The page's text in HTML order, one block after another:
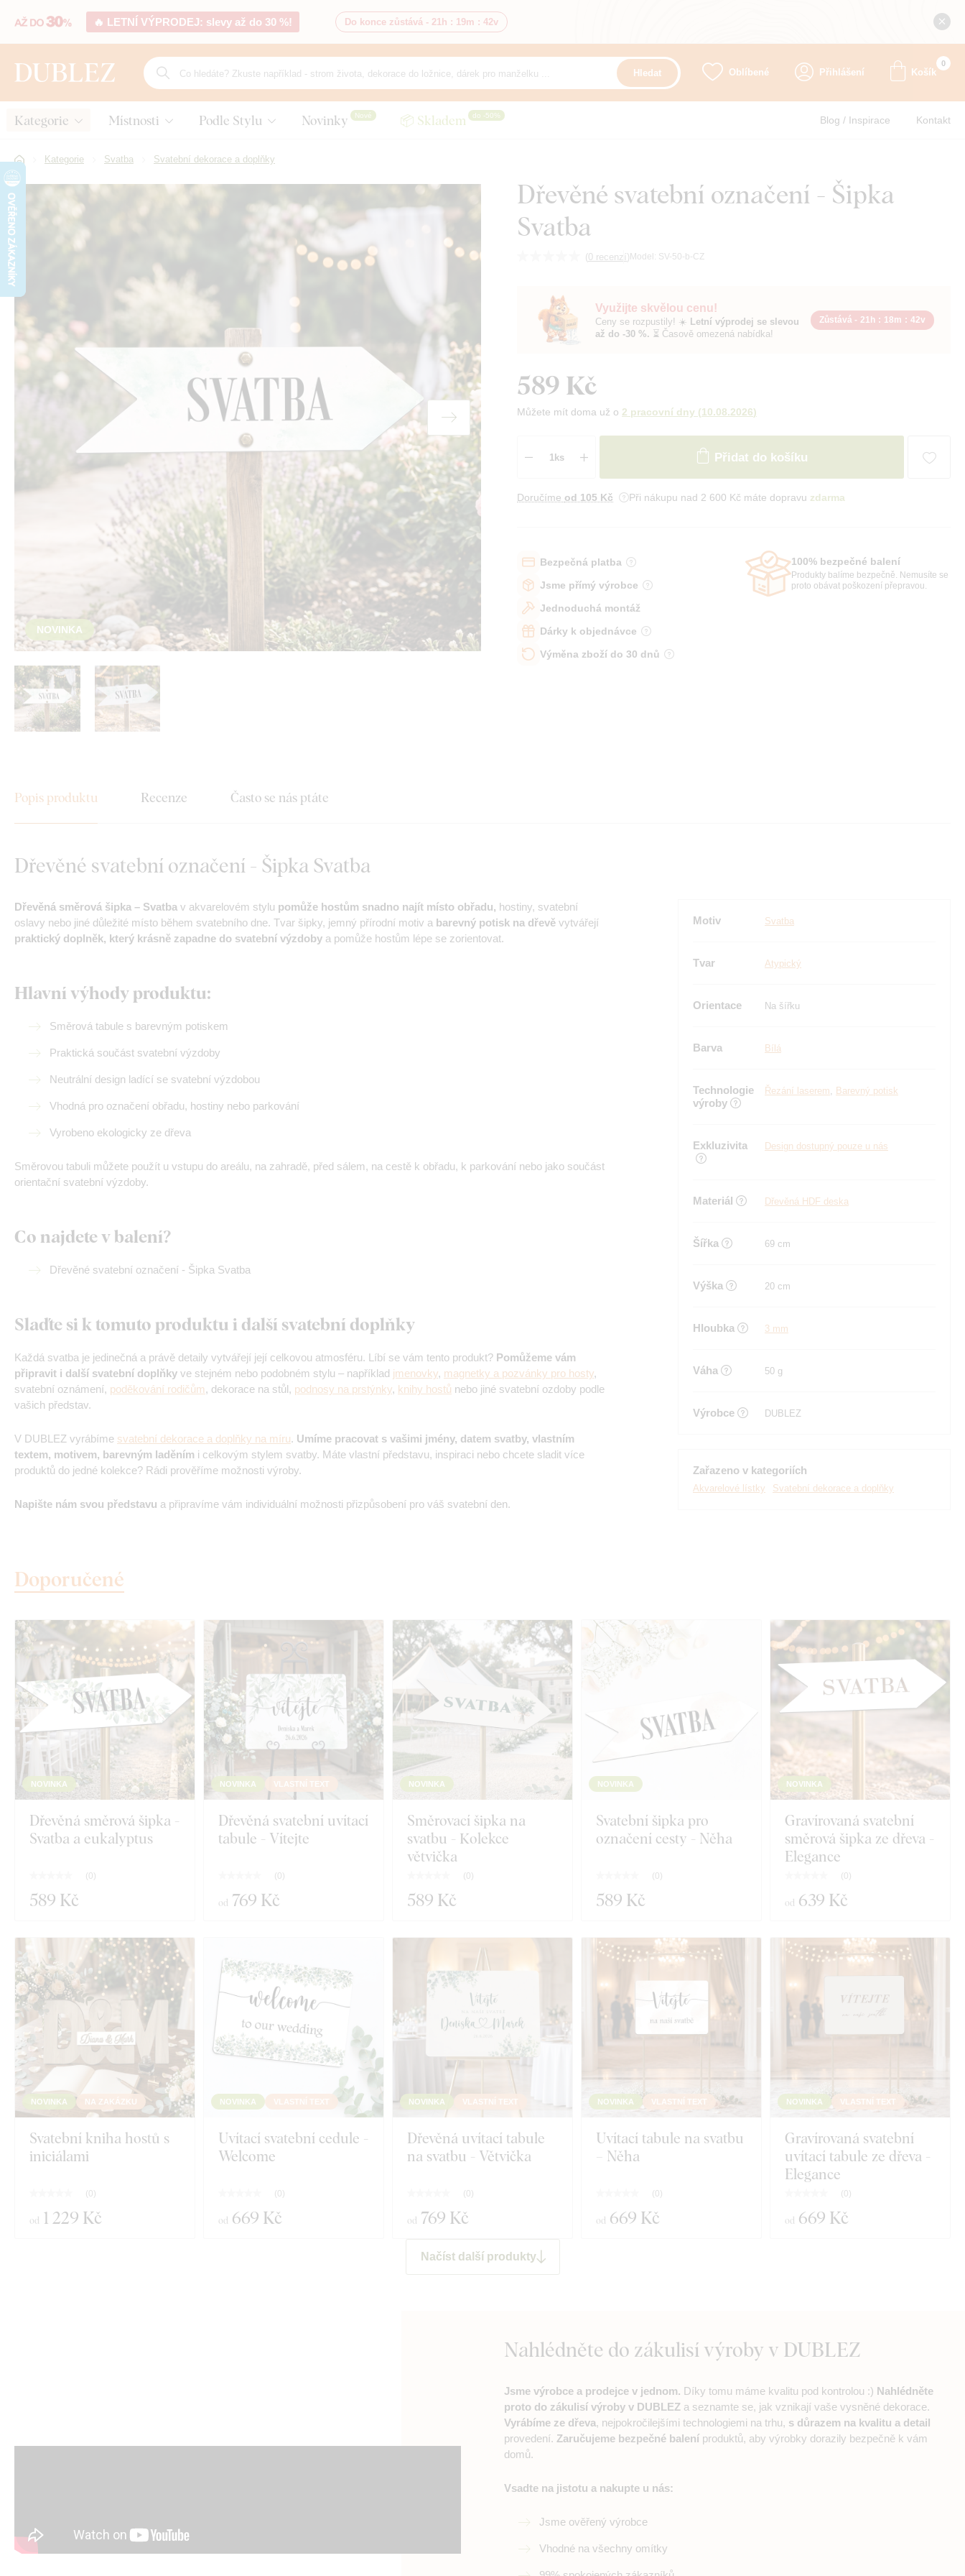
🔥 LETNÍ VÝPRODEJ: slevy až do 30 %! Do konce zůstává - 21h : 19m : 41v
Hledat Oblíbené Přihlášení Košík
0
Kategorie Místnosti Podle Stylu Novinky Nové 📦 Skladem do -50% Blog / Inspirace Kontakt
Kategorie Svatba Svatební dekorace a doplňky
Dřevěné svatební označení - Šipka
Svatba
(0 recenzí) Model: SV-50-b-CZ
NOVINKA
Využijte skvělou cenu!
Ceny se rozpustily! ☀️ Letní výprodej se slevou
až do -30 %. ⏳ Časově omezená nabídka!
Zůstává - 21h : 18m : 40v
589 Kč
Můžete mít doma už o 2 pracovní dny (10.08.2026)
Přidat do košíku
Doručíme od 105 Kč Při nákupu nad 2 600 Kč máte dopravu zdarma
Bezpečná platba
Jsme přímý výrobce
Jednoduchá montáž
Dárky k objednávce
Výměna zboží do 30 dnů
100% bezpečné balení
Produkty balíme bezpečně. Nemusíte se
proto obávat poškození přepravou.
Popis produktu Recenze Často se nás ptáte
Dřevěné svatební označení - Šipka Svatba
Dřevěná směrová šipka – Svatba v akvarelovém stylu pomůže hostům snadno najít místo obřadu, hostiny, svatební
oslavy nebo jiné důležité místo během svatebního dne. Tvar šipky, jemný přírodní motiv a barevný potisk na dřevě vytvářejí
praktický doplněk, který krásně zapadne do svatební výzdoby a pomůže hostům lépe se zorientovat.
Hlavní výhody produktu:
Směrová tabule s barevným potiskem
Praktická součást svatební výzdoby
Neutrální design ladící se svatební výzdobou
Vhodná pro označení obřadu, hostiny nebo parkování
Vyrobeno ekologicky ze dřeva
Směrovou tabuli můžete použít u vstupu do areálu, na zahradě, před sálem, na cestě k obřadu, k parkování nebo jako součást
orientační svatební výzdoby.
Co najdete v balení?
Dřevěné svatební označení - Šipka Svatba
Slaďte si k tomuto produktu i další svatební doplňky
Každá svatba je jedinečná a právě detaily vytvářejí její celkovou atmosféru. Líbí se vám tento produkt? Pomůžeme vám
připravit i další svatební doplňky ve stejném nebo podobném stylu – například jmenovky, magnetky a pozvánky pro hosty,
svatební oznámení, poděkování rodičům, dekorace na stůl, podnosy na prstýnky, knihy hostů nebo jiné svatební ozdoby podle
vašich představ.
V DUBLEZ vyrábíme svatební dekorace a doplňky na míru. Umíme pracovat s vašimi jmény, datem svatby, vlastním
textem, motivem, barevným laděním i celkovým stylem svatby. Máte vlastní představu, inspiraci nebo chcete sladit více
produktů do jedné kolekce? Rádi prověříme možnosti výroby.
Napište nám svou představu a připravíme vám individuální možnosti přizpůsobení pro váš svatební den.
Motiv Svatba
Tvar Atypický
Orientace Na šířku
Barva Bílá
Technologie
výroby
Řezání laserem Barevný potisk
Exkluzivita Design dostupný pouze u nás
Materiál Dřevěná HDF deska
Šířka 69 cm
Výška 20 cm
Hloubka 3 mm
Váha 50 g
Výrobce DUBLEZ
Zařazeno v kategoriích
Akvarelové lístky Svatební dekorace a doplňky
Doporučené
NOVINKA
Dřevěná směrová šipka -
Svatba a eukalyptus
(0)
589 Kč
NOVINKA VLASTNÍ TEXT
Dřevěná svatební uvítací
tabule - Vítejte
(0)
od 769 Kč
NOVINKA
Směrovací šipka na
svatbu - Kolekce
větvička
(0)
589 Kč
NOVINKA
Svatební šipka pro
označení cesty - Něha
(0)
589 Kč
NOVINKA
Gravírovaná svatební
směrová šipka ze dřeva -
Elegance
(0)
od 639 Kč
NOVINKA NA ZAKÁZKU
Svatební kniha hostů s
iniciálami
(0)
od 1 229 Kč
NOVINKA VLASTNÍ TEXT
Uvítací svatební cedule -
Welcome
(0)
od 669 Kč
NOVINKA VLASTNÍ TEXT
Dřevěná uvítací tabule
na svatbu - Větvička
(0)
od 769 Kč
NOVINKA VLASTNÍ TEXT
Uvítací tabule na svatbu
– Něha
(0)
od 669 Kč
NOVINKA VLASTNÍ TEXT
Gravírovaná svatební
uvítací tabule ze dřeva -
Elegance
(0)
od 669 Kč
Načíst další produkty
Nahlédněte do zákulisí výroby v DUBLEZ
Jsme výrobce a prodejce v jednom. Díky tomu máme kvalitu pod kontrolou :) Nahlédněte
proto do zákulisí výroby v DUBLEZ a seznamte se, jak vznikají vaše vysněné dekorace.
Vyrábíme ze dřeva, nejpokročilejšími technologiemi na trhu, s důrazem na kvalitu a detail
provedení. Zaručujeme bezpečné balení produktů, aby výrobky dorazily bezpečně k vám
domů.
Vsadte na jistotu a nakupte u nás:
Jsme ověřený výrobce
Vhodné na všechny omítky